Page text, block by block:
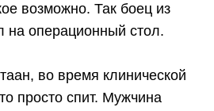
возможно. Так боец из
на операционный стол.
во время клинической
просто спит. Мужчина